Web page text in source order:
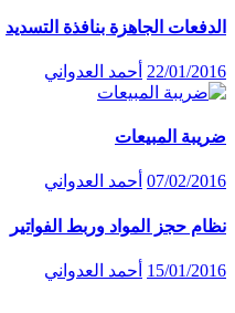
الدفعات الجاهزة بنافذة التسديد
22/01/2016 أحمد العدواني
ضريبة المبيعات
07/02/2016 أحمد العدواني
نظام حجز المواد وربط الفواتير
15/01/2016 أحمد العدواني